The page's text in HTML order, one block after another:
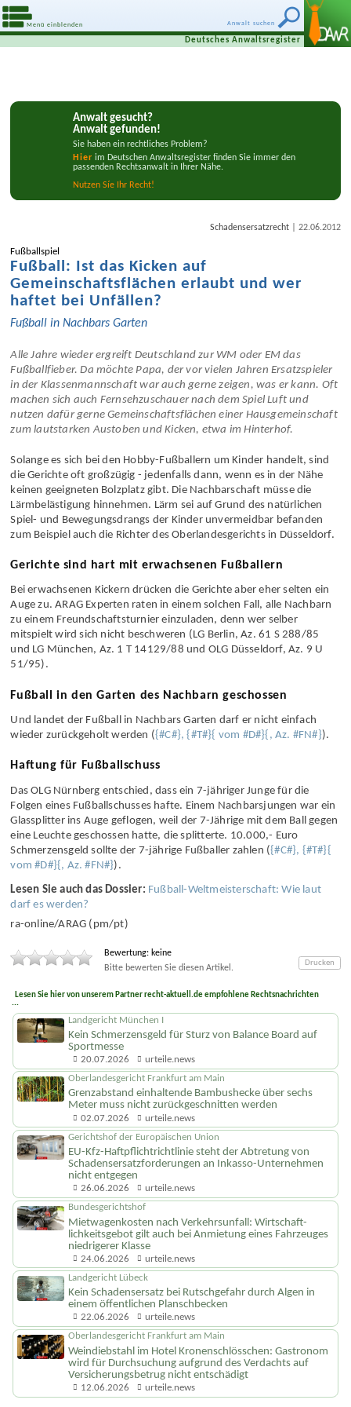
Anwalt suchen
Menü einblenden
Deutsches Anwaltsregister
Anwalt gesucht?
Anwalt gefunden!
Sie haben ein rechtliches Problem?
Hier im Deutschen Anwaltsregister finden Sie immer den
passenden Rechtsanwalt in Ihrer Nähe.
Nutzen Síe Ihr Recht!
Schadensersatzrecht| 22.06.2012
Fußballspiel
Fußball: Ist das Kicken auf
Gemeinschaftsflächen erlaubt und wer
haftet bei Unfällen?
Fußball in Nachbars Garten
Alle Jahre wieder ergreift Deutschland zur WM oder EM das
Fußballfieber. Da möchte Papa, der vor vielen Jahren Ersatzspieler
in der Klassenmannschaft war auch gerne zeigen, was er kann. Oft
machen sich auch Fernsehzuschauer nach dem Spiel Luft und
nutzen dafür gerne Gemeinschaftsflächen einer Hausgemeinschaft
zum lautstarken Austoben und Kicken, etwa im Hinterhof.
Solange es sich bei den Hobby-Fußballern um Kinder handelt, sind
die Gerichte oft großzügig - jedenfalls dann, wenn es in der Nähe
keinen geeigneten Bolzplatz gibt. Die Nachbarschaft müsse die
Lärmbelästigung hinnehmen. Lärm sei auf Grund des natürlichen
Spiel- und Bewegungsdrangs der Kinder unvermeidbar befanden
zum Beispiel auch die Richter des Oberlandesgerichts in Düsseldorf.
Gerichte sind hart mit erwachsenen Fußballern
Bei erwachsenen Kickern drücken die Gerichte aber eher selten ein
Auge zu. ARAG Experten raten in einem solchen Fall, alle Nachbarn
zu einem Freundschaftsturnier einzuladen, denn wer selber
mitspielt wird sich nicht beschweren (LG Berlin, Az. 61 S 288/85
und LG München, Az. 1 T 14129/88 und OLG Düsseldorf, Az. 9 U
51/95).
Fußball in den Garten des Nachbarn geschossen
Und landet der Fußball in Nachbars Garten darf er nicht einfach
wieder zurückgeholt werden ({#C#}, {#T#}{ vom #D#}{, Az. #FN#}).
Haftung für Fußballschuss
Das OLG Nürnberg entschied, dass ein 7-jähriger Junge für die
Folgen eines Fußballschusses hafte. Einem Nachbarsjungen war ein
Glassplitter ins Auge geflogen, weil der 7-Jährige mit dem Ball gegen
eine Leuchte geschossen hatte, die splitterte. 10.000,- Euro
Schmerzensgeld sollte der 7-jährige Fußballer zahlen ({#C#}, {#T#}{
vom #D#}{, Az. #FN#}).
Lesen Sie auch das Dossier: Fußball-Weltmeisterschaft: Wie laut
darf es werden?
ra-online/ARAG (pm/pt)
Bewertung: keine
Bitte bewerten Sie diesen Artikel.
Drucken
Lesen Sie hier von unserem Partner recht-aktuell.de empfohlene Rechtsnachrichten
...
Landgericht München I
Kein Schmerzensgeld für Sturz von Balance Board auf
Sportmesse
20.07.2026 urteile.news
Oberlandesgericht Frankfurt am Main
Grenzabstand einhaltende Bambushecke über sechs
Meter muss nicht zurückgeschnitten werden
02.07.2026 urteile.news
Gerichtshof der Europäischen Union
EU-Kfz-Haftpflicht­richtlinie steht der Abtretung von
Schadenser­satzforderungen an Inkasso-Unternehmen
nicht entgegen
26.06.2026 urteile.news
Bundesgerichtshof
Mietwagenkosten nach Verkehrsunfall: Wirtschaft­
lichkeitsgebot gilt auch bei Anmietung eines Fahrzeuges
niedrigerer Klasse
24.06.2026 urteile.news
Landgericht Lübeck
Kein Schadensersatz bei Rutschgefahr durch Algen in
einem öffentlichen Planschbecken
22.06.2026 urteile.news
Oberlandesgericht Frankfurt am Main
Weindiebstahl im Hotel Kronenschlösschen: Gastronom
wird für Durchsuchung aufgrund des Verdachts auf
Versicherungsbetrug nicht entschädigt
12.06.2026 urteile.news